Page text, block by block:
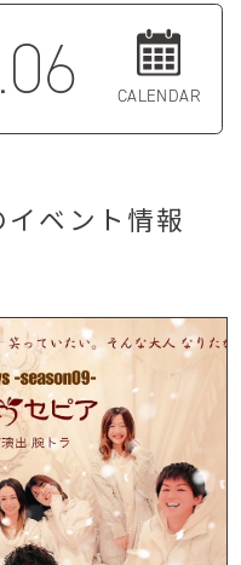
CALENDAR
ベント情報